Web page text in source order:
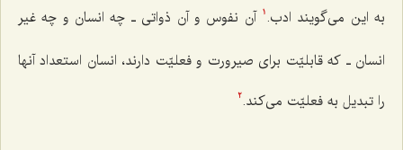
به این می‌گویند ادب. 1 آن نفوس و آن ذواتی ـ چه انسان و چه غیر
انسان ـ که قابلیّت برای صیرورت و فعلیّت دارند، انسان استعداد آنها
را تبدیل به فعلیّت می‌کند.2